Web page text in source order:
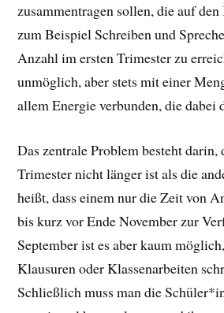
zusammentragen sollen, die auf
zum Beispiel Schreiben und
Anzahl im ersten Trimester zu
unmöglich, aber stets mit einer
allem Energie verbunden, die dabei
Das zentrale Problem besteht darin,
Trimester nicht länger ist als die
heißt, dass einem nur die Zeit von
bis kurz vor Ende November zur
September ist es aber kaum
Klausuren oder Klassenarbeiten
Schließlich muss man die